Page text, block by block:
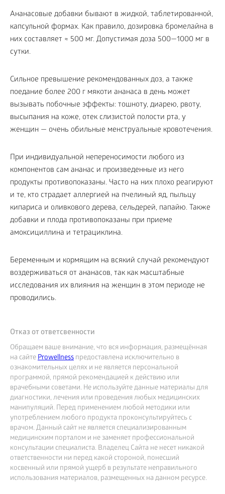
Ананасовые добавки бывают в жидкой, таблетированной,
капсульной формах. Как правило, дозировка бромелайна в
них составляет ≈ 500 мг. Допустимая доза 500—1000 мг в
сутки.
Сильное превышение рекомендованных доз, а также
поедание более 200 г мякоти ананаса в день может
вызывать побочные эффекты: тошноту, диарею, рвоту,
высыпания на коже, отек слизистой полости рта, у
женщин — очень обильные менструальные кровотечения.
При индивидуальной непереносимости любого из
компонентов сам ананас и произведенные из него
продукты противопоказаны. Часто на них плохо реагируют
и те, кто страдает аллергией на пчелиный яд, пыльцу
кипариса и оливкового дерева, сельдерей, папайю. Также
добавки и плода противопоказаны при приеме
амоксициллина и тетрациклина.
Беременным и кормящим на всякий случай рекомендуют
воздерживаться от ананасов, так как масштабные
исследования их влияния на женщин в этом периоде не
проводились.
Отказ от ответсвенности
Обращаем ваше внимание, что вся информация, размещённая
на сайтеProwellness предоставлена исключительно в
ознакомительных целях и не является персональной
программой, прямой рекомендацией к действию или
врачебными советами. Не используйте данные материалы для
диагностики, лечения или проведения любых медицинских
манипуляций. Перед применением любой методики или
употреблением любого продукта проконсультируйтесь с
врачом. Данный сайт не является специализированным
медицинским порталом и не заменяет профессиональной
консультации специалиста. Владелец Сайта не несет никакой
ответственности ни перед какой стороной, понесший
косвенный или прямой ущерб в результате неправильного
использования материалов, размещенных на данном ресурсе.